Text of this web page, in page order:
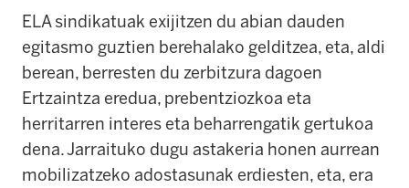
ELA sindikatuak exijitzen du abian dauden
egitasmo guztien berehalako gelditzea, eta, aldi
berean, berresten du zerbitzura dagoen
Ertzaintza eredua, prebentziozkoa eta
herritarren interes eta beharrengatik gertukoa
dena. Jarraituko dugu astakeria honen aurrean
mobilizatzeko adostasunak erdiesten, eta, era